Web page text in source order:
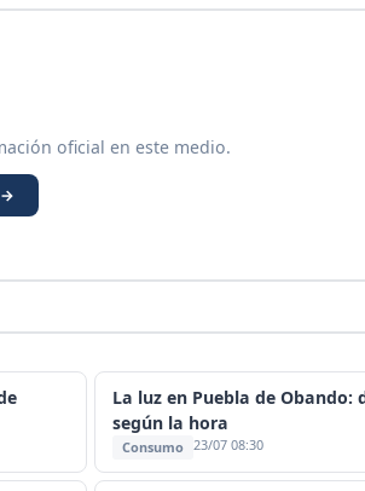
oficial en este medio.
→
La luz en Puebla de Obando:
según la hora
Consumo 23/07 08:30